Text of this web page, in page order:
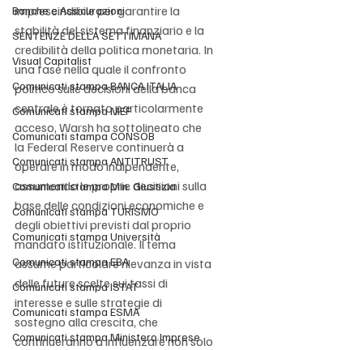
Banche e Assicurazioni
SENTENZE DELLA SETTIMANA
Visual Capitalist
Comunicati stampa BANCA ITALIA
Comunicati stampa MEF
Comunicati stampa CONSOB
Comunicati stampa ANTITRUST
Comunicati stampa Min. Giustizia
Comunicati stampa TURISMO
Comunicati stampa Università
Comunicati stampa EBA
Comunicati stampa ISTAT
Comunicati stampa ESMA
Comunicati stampa Ministero Imprese
imprescindibile per garantire la
stabilità del sistema finanziario e la
credibilità della politica monetaria. In
una fase nella quale il confronto
politico sulle decisioni della banca
centrale è tornato particolarmente
acceso, Warsh ha sottolineato che
la Federal Reserve continuerà a
operare in modo indipendente,
assumendo le proprie decisioni sulla
base delle condizioni economiche e
degli obiettivi previsti dal proprio
mandato istituzionale. Il tema
assume particolare rilevanza in vista
delle future scelte sui tassi di
interesse e sulle strategie di
sostegno alla crescita, che
continueranno a influenzare non solo